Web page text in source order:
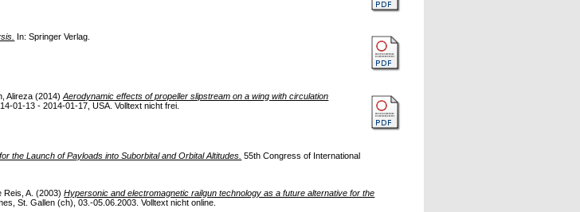
In: Springer Verlag.
Alireza (2014)Aerodynamic effects of propeller slipstream on a wing with circulation
01-13 - 2014-01-17, USA. Volltext nicht frei.
the Launch of Payloads into Suborbital and Orbital Altitudes. 55th Congress of International
Reis, A. (2003)Hypersonic and electromagnetic railgun technology as a future alternative for the
St. Gallen (ch), 03.-05.06.2003. Volltext nicht online.